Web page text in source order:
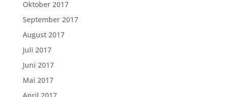
Oktober 2017
September 2017
August 2017
Juli 2017
Juni 2017
Mai 2017